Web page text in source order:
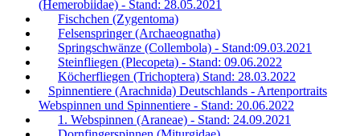
(Hemerobiidae) - Stand: 28.05.2021
Fischchen (Zygentoma)
Felsenspringer (Archaeognatha)
Springschwänze (Collembola) - Stand:09.03.2021
Steinfliegen (Plecopeta) - Stand: 09.06.2022
Köcherfliegen (Trichoptera) Stand: 28.03.2022
Spinnentiere (Arachnida) Deutschlands - Artenportraits
Webspinnen und Spinnentiere - Stand: 20.06.2022
1. Webspinnen (Araneae) - Stand: 24.09.2021